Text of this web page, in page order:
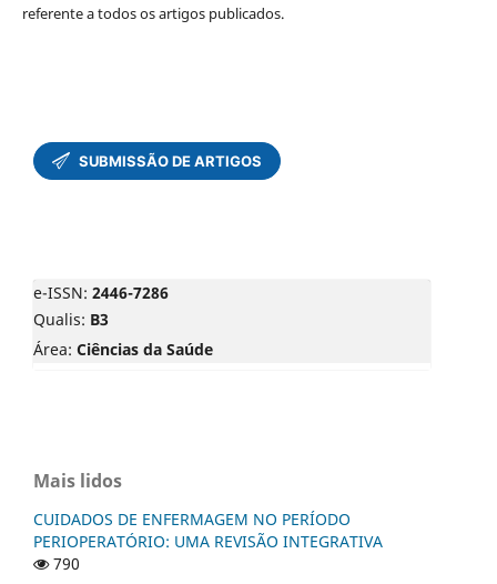
referente a todos os artigos publicados.
e-ISSN: 2446-7286
Qualis: B3
Área: Ciências da Saúde
Mais lidos
CUIDADOS DE ENFERMAGEM NO PERÍODO
PERIOPERATÓRIO: UMA REVISÃO INTEGRATIVA
790